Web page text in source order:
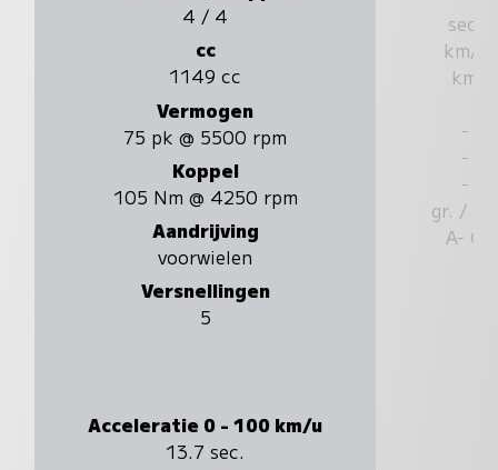
4 / 4
cc
1149 cc
Vermogen
75 pk @ 5500 rpm
Koppel
105 Nm @ 4250 rpm
Aandrijving
voorwielen
Versnellingen
5
Acceleratie 0 - 100 km/u
13.7 sec.
sec.
km/u
km
-
-
-
gr. / km
A- G